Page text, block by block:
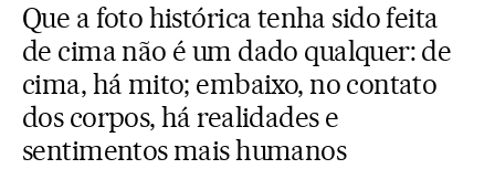
Que a foto histórica tenha sido feita
de cima não é um dado qualquer: de
cima, há mito; embaixo, no contato
dos corpos, há realidades e
sentimentos mais humanos